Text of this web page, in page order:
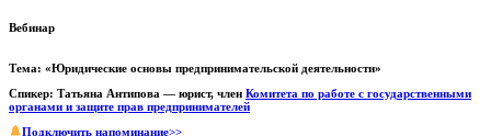
Вебинар
Тема: «Юридические основы предпринимательской деятельности»
Спикер: Татьяна Антипова — юрист, член Комитета по работе с государственными
органами и защите прав предпринимателей
Подключить напоминание>>